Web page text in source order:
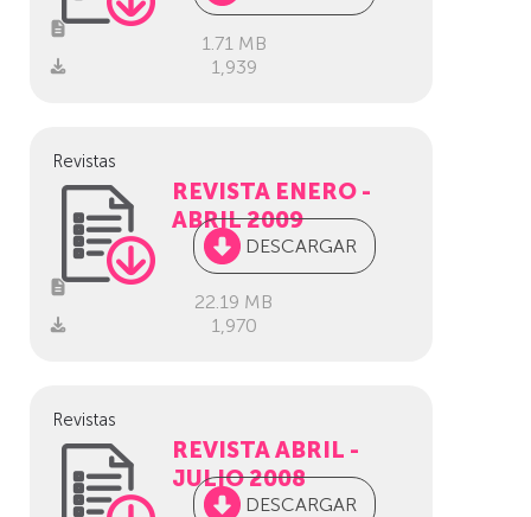
1.71 MB
1,939
Revistas
REVISTA ENERO -
ABRIL 2009
DESCARGAR
22.19 MB
1,970
Revistas
REVISTA ABRIL -
JULIO 2008
DESCARGAR